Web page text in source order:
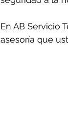
En AB Servicio
asesoría que